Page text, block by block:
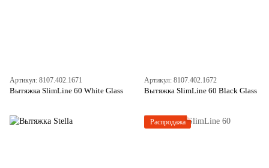
Артикул: 8107.402.1671
Вытяжка SlimLine 60 White Glass
Артикул: 8107.402.1672
Вытяжка SlimLine 60 Black Glass
Распродажа